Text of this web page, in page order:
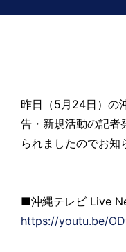
昨日（5月24日）の
告・新規活動の記者
られましたのでお知
■沖縄テレビ Live
https://youtu.be/